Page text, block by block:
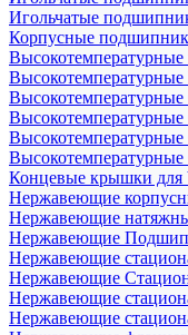
Игольчатые
Корпусные
Концевые крышки для
Нержавеющие
Нержавеющие
Нержавеющие
Нержавеющие
Нержавеющие
Нержавеющие
Нержавеющие